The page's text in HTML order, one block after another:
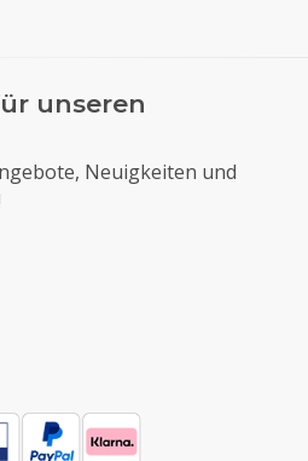
unseren
Neuigkeiten und